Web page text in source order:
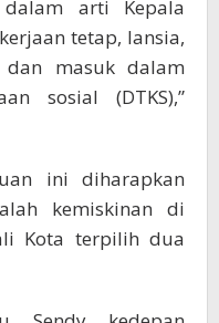
arti Kepala
tetap, lansia,
masuk dalam
sosial (DTKS),”
ini diharapkan
kemiskinan di
Kota terpilih dua